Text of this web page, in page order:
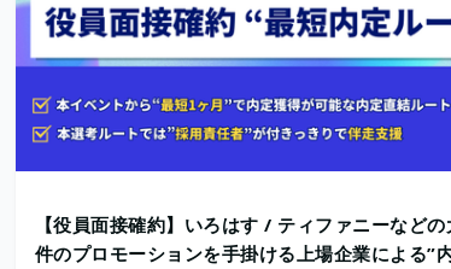
【役員面接確約】いろはす / ティファニーなど
件のプロモーションを手掛ける上場企業による”